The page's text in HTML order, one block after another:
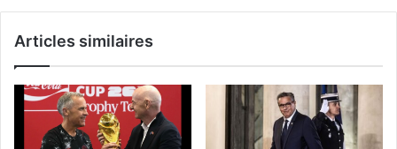
Articles similaires